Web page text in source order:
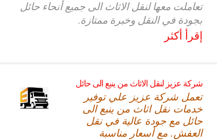
تعاملت معها لنقل الاثاث الى جميع أنحاء حائل
بجودة في النقل وخبرة ممتازة.
إقرأ أكثر
شركة عزيز لنقل الاثاث من ينبع الى حائل
تعمل شركة عزيز علي توفير
خدمات نقل اثاث من ينبع الى
حائل مع جودة عالية في نقل
العفش. مع أسعار مناسبة